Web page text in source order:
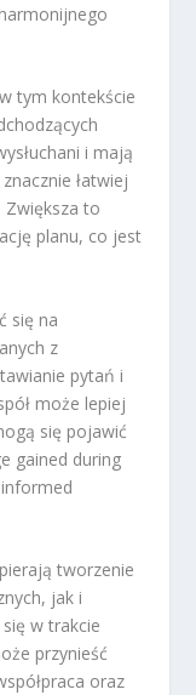
tym kontekście
i mają
łatwiej
to
planu, co jest
się na
z
pytań i
może lepiej
się pojawić
gained during
tworzenie
jak i
w trakcie
przynieść
oraz